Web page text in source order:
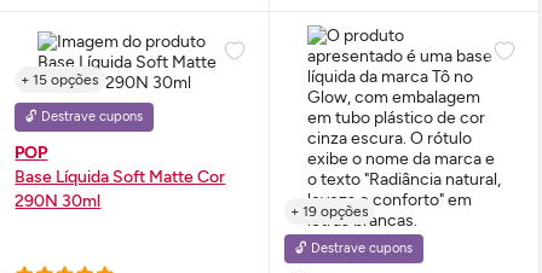
+ 15 opções
🔓 Destrave cupons
POP
Base Líquida Soft Matte Cor
290N 30ml
+ 19 opções
🔓 Destrave cupons